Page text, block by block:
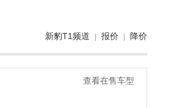
新豹T1频道 报价 降价
查看在售车型